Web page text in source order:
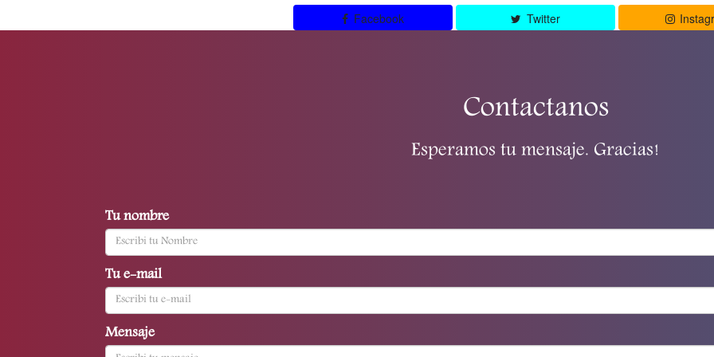
Facebook Twitter
Contactanos
Esperamos tu mensaje. Gracias!
Tu nombre
Tu e-mail
Mensaje